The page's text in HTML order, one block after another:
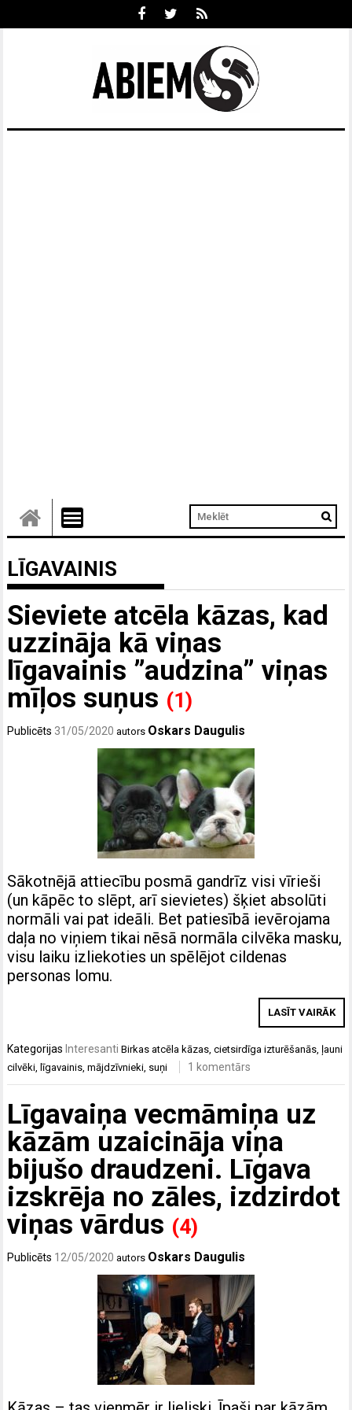
LĪGAVAINIS
Sieviete atcēla kāzas, kad
uzzināja kā viņas
līgavainis ”audzina” viņas
mīļos suņus (1)
Publicēts 31/05/2020 autors Oskars Daugulis
Sākotnējā attiecību posmā gandrīz visi vīrieši
(un kāpēc to slēpt, arī sievietes) šķiet absolūti
normāli vai pat ideāli. Bet patiesībā ievērojama
daļa no viņiem tikai nēsā normāla cilvēka masku,
visu laiku izliekoties un spēlējot cildenas
personas lomu.
LASĪT VAIRĀK
Kategorijas Interesanti Birkasatcēla kāzas,cietsirdīga izturēšanās, ļauni
cilvēki, līgavainis,mājdzīvnieki, suņi 1 komentārs
Līgavaiņa vecmāmiņa uz
kāzām uzaicināja viņa
bijušo draudzeni. Līgava
izskrēja no zāles, izdzirdot
viņas vārdus (4)
Publicēts 12/05/2020 autors Oskars Daugulis